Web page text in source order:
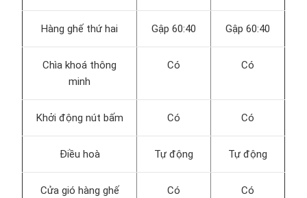
Hàng ghế thứ hai Gập 60:40 Gập 60:40
Chìa khoá thông
minh
Có Có
Khởi động nút bấm Có Có
Điều hoà Tự động Tự động
Cửa gió hàng ghế
Có Có